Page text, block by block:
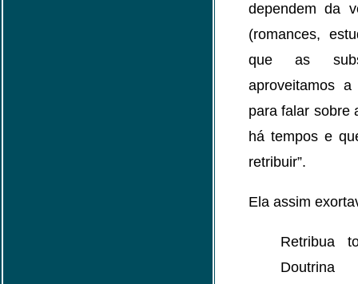
dependem da
(romances,
que as
aproveitamos
para falar sobre
há tempos e
retribuir”.
Ela assim
Retribua